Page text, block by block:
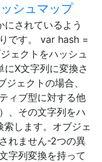
シュマップ
されているよう
です。 var hash =
ェクトをハッシュ
にX文字列に変換さ
ェクトの場合、
ィブ型に対する他
、その文字列をハ
します。オブジェ
れません-2つの異
字列変換を持って